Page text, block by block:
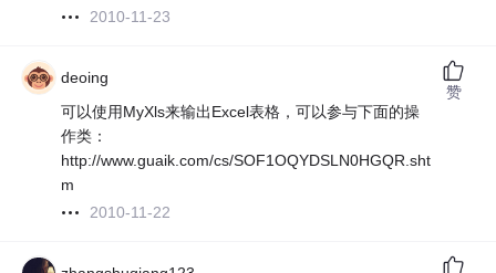
2010-11-23
deoing
可以使用MyXls来输出Excel表格，可以参与下面的操
作类：
http://www.guaik.com/cs/SOF1OQYDSLN0HGQR.sht
m
2010-11-22
赞